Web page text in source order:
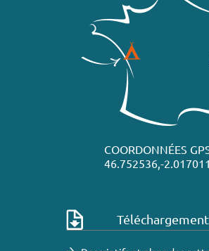
COORDONNÉES
46.752536,-2.017011
Téléchargement